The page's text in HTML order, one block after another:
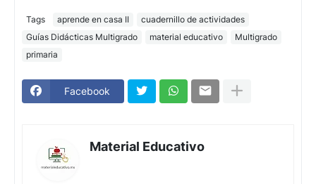
Tags aprende en casa II
cuadernillo de actividades
Guías Didácticas Multigrado
material educativo
Multigrado
primaria
Facebook
Material Educativo